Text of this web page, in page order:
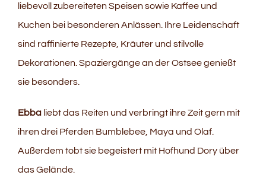
liebevoll zubereiteten Speisen sowie Kaffee und
Kuchen bei besonderen Anlässen. Ihre Leidenschaft
sind raffinierte Rezepte, Kräuter und stilvolle
Dekorationen. Spaziergänge an der Ostsee genießt
sie besonders.
Ebba liebt das Reiten und verbringt ihre Zeit gern mit
ihren drei Pferden Bumblebee, Maya und Olaf.
Außerdem tobt sie begeistert mit Hofhund Dory über
das Gelände.